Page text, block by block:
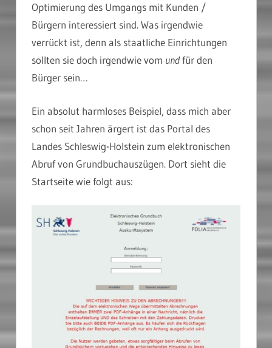
Optimierung des Umgangs mit Kunden /
Bürgern interessiert sind. Was irgendwie
verrückt ist, denn als staatliche Einrichtungen
sollten sie doch irgendwie vom undfür den
Bürger sein…
Ein absolut harmloses Beispiel, dass mich aber
schon seit Jahren ärgert ist das Portal des
Landes Schleswig-Holstein zum elektronischen
Abruf von Grundbuchauszügen. Dort sieht die
Startseite wie folgt aus: